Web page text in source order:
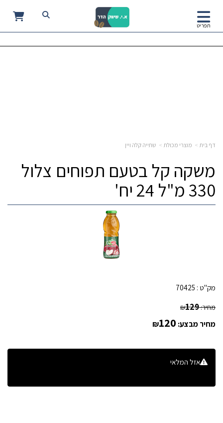
תפריט
דף בית מוצרי מכולת שתייה קלה ויין
משקה קל בטעם תפוחים צלול
330 מ"ל 24 יח'
מק"ט : 70425
מחיר: ₪129
מחיר מבצע: ₪120
אזל המלאי